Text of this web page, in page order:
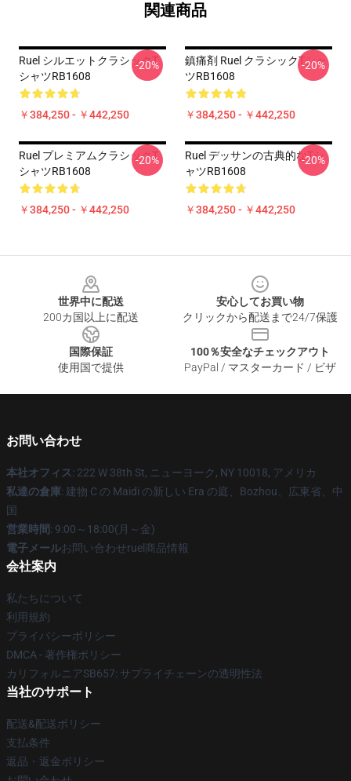
関連商品
Ruel シルエットクラシックT
シャツRB1608
￥384,250 - ￥442,250
-20%
鎮痛剤 Ruel クラシックTシャ
ツRB1608
￥384,250 - ￥442,250
-20%
Ruel プレミアムクラシックT
シャツRB1608
￥384,250 - ￥442,250
-20%
Ruel デッサンの古典的なTシ
ャツRB1608
￥384,250 - ￥442,250
-20%
世界中に配送
200カ国以上に配送
安心してお買い物
クリックから配送まで24/7保護
国際保証
使用国で提供
100％安全なチェックアウト
PayPal / マスターカード / ビザ
お問い合わせ
本社オフィス: 222 W 38th St, ニューヨーク, NY 10018, アメリカ
私達の倉庫: 建物 C の Maidi の新しい Era の庭、Bozhou、広東省、中
国
営業時間: 9:00～18:00(月～金)
電子メールお問い合わせruel商品情報
会社案内
私たちについて
利用規約
プライバシーポリシー
DMCA - 著作権ポリシー
カリフォルニアSB657: サプライチェーンの透明性法
当社のサポート
配送&配送ポリシー
支払条件
返品・返金ポリシー